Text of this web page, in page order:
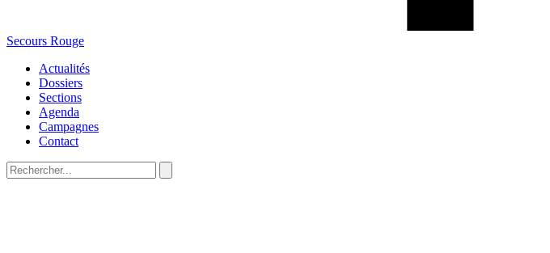
Secours Rouge
Actualités
Dossiers
Sections
Agenda
Campagnes
Contact